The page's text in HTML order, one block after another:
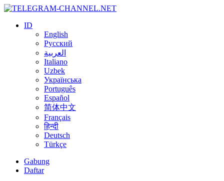
ID
English
Русский
العربية
Italiano
Uzbek
Українська
Português
Español
简体中文
Français
हिन्दी
Deutsch
Türkçe
Gabung
Daftar